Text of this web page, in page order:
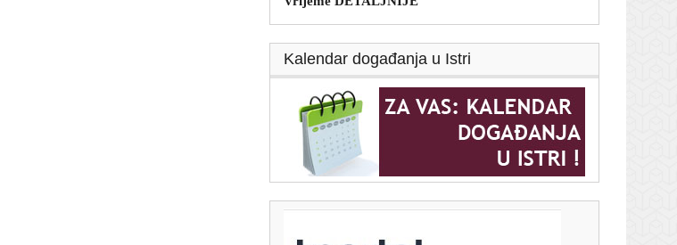
Kalendar događanja u Istri